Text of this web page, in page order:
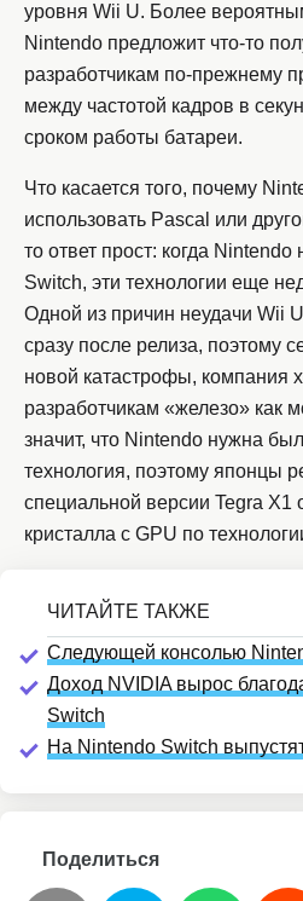
уровня Wii U. Более
Nintendo предложит что-то
разработчикам по-прежнему
между частотой кадров в
сроком работы батареи.
Что касается того, почему
использовать Pascal или
то ответ прост: когда Nintendo
Switch, эти технологии еще
Одной из причин неудачи Wii
сразу после релиза, поэтому
новой катастрофы, компания
разработчикам «железо» как
значит, что Nintendo нужна
технология, поэтому японцы
специальной версии Tegra X1
кристалла с GPU по
Следующей консолью
Доход NVIDIA вырос
Switch
На Nintendo Switch
Поделиться